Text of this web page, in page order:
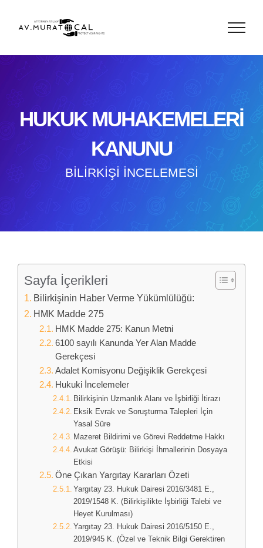
HUKUK MUHAKEMELERİ
KANUNU
BİLİRKİŞİ İNCELEMESİ
Sayfa İçerikleri
Bilirkişinin Haber Verme Yükümlülüğü:
HMK Madde 275
HMK Madde 275: Kanun Metni
6100 sayılı Kanunda Yer Alan Madde
Gerekçesi
Adalet Komisyonu Değişiklik Gerekçesi
Hukuki İncelemeler
Bilirkişinin Uzmanlık Alanı ve İşbirliği İtirazı
Eksik Evrak ve Soruşturma Talepleri İçin
Yasal Süre
Mazeret Bildirimi ve Görevi Reddetme Hakkı
Avukat Görüşü: Bilirkişi İhmallerinin Dosyaya
Etkisi
Öne Çıkan Yargıtay Kararları Özeti
Yargıtay 23. Hukuk Dairesi 2016/3481 E.,
2019/1548 K. (Bilirkişilikte İşbirliği Talebi ve
Heyet Kurulması)
Yargıtay 23. Hukuk Dairesi 2016/5150 E.,
2019/945 K. (Özel ve Teknik Bilgi Gerektiren